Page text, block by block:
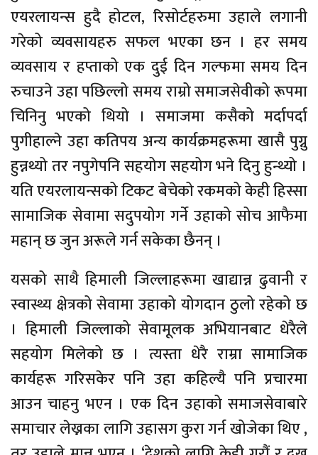
एयरलायन्स हुदै होटल, रिसोर्टहरुमा उहाले लगानी
गरेको व्यवसायहरु सफल भएका छन । हर समय
व्यवसाय र हप्ताको एक दुई दिन गल्फमा समय दिन
रुचाउने उहा पछिल्लो समय राम्रो समाजसेवीको रूपमा
चिनिनु भएको थियो । समाजमा कसैको मर्दापर्दा
पुगीहाल्ने उहा कतिपय अन्य कार्यक्रमहरूमा खासै पुग्नु
हुन्नथ्यो तर नपुगेपनि सहयोग सहयोग भने दिनु हुन्थ्यो ।
यति एयरलायन्सको टिकट बेचेको रकमको केही हिस्सा
सामाजिक सेवामा सदुपयोग गर्ने उहाको सोच आफैमा
महान् छ जुन अरूले गर्न सकेका छैनन् ।
यसको साथै हिमाली जिल्लाहरूमा खाद्यान्न ढुवानी र
स्वास्थ्य क्षेत्रको सेवामा उहाको योगदान ठुलो रहेको छ
। हिमाली जिल्लाको सेवामूलक अभियानबाट धेरैले
सहयोग मिलेको छ । त्यस्ता धेरै राम्रा सामाजिक
कार्यहरू गरिसकेर पनि उहा कहिल्यै पनि प्रचारमा
आउन चाहनु भएन । एक दिन उहाको समाजसेवाबारे
समाचार लेख्नका लागि उहासग कुरा गर्न खोजेका थिए ,